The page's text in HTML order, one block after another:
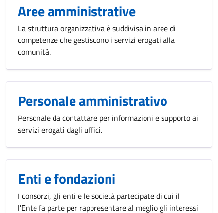
Aree amministrative
La struttura organizzativa è suddivisa in aree di
competenze che gestiscono i servizi erogati alla
comunità.
Personale amministrativo
Personale da contattare per informazioni e supporto ai
servizi erogati dagli uffici.
Enti e fondazioni
I consorzi, gli enti e le società partecipate di cui il
l'Ente fa parte per rappresentare al meglio gli interessi